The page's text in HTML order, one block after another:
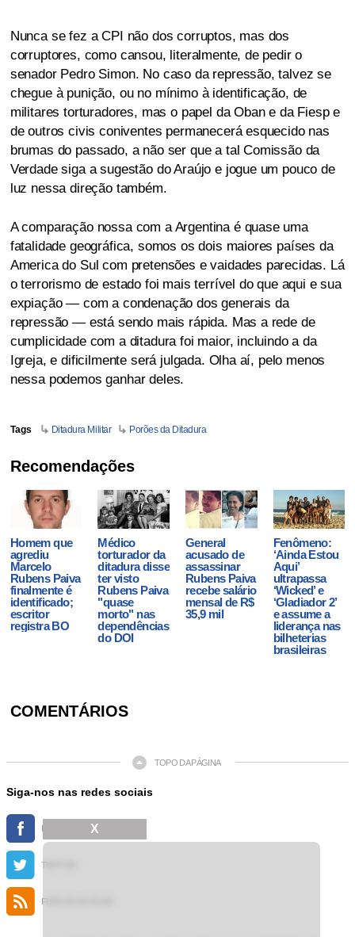
Nunca se fez a CPI não dos corruptos, mas dos
corruptores, como cansou, literalmente, de pedir o
senador Pedro Simon. No caso da repressão, talvez se
chegue à punição, ou no mínimo à identificação, de
militares torturadores, mas o papel da Oban e da Fiesp e
de outros civis coniventes permanecerá esquecido nas
brumas do passado, a não ser que a tal Comissão da
Verdade siga a sugestão do Araújo e jogue um pouco de
luz nessa direção também.
A comparação nossa com a Argentina é quase uma
fatalidade geográfica, somos os dois maiores países da
America do Sul com pretensões e vaidades parecidas. Lá
o terrorismo de estado foi mais terrível do que aqui e sua
expiação — com a condenação dos generais da
repressão — está sendo mais rápida. Mas a rede de
cumplicidade com a ditadura foi maior, incluindo a da
Igreja, e dificilmente será julgada. Olha aí, pelo menos
nessa podemos ganhar deles.
Tags Ditadura Militar Porões da Ditadura
Recomendações
Homem que
agrediu
Marcelo
Rubens Paiva
finalmente é
identificado;
escritor
registra BO
Médico
torturador da
ditadura disse
ter visto
Rubens Paiva
"quase
morto" nas
dependências
do DOI
General
acusado de
assassinar
Rubens Paiva
recebe salário
mensal de R$
35,9 mil
Fenômeno:
‘Ainda Estou
Aqui’
ultrapassa
‘Wicked’ e
‘Gladiador 2’
e assume a
liderança nas
bilheterias
brasileiras
COMENTÁRIOS
TOPO DA PÁGINA
Siga-nos nas redes sociais
FACEBOOK
TWITTER
FEED DE NOTÍCIAS
X